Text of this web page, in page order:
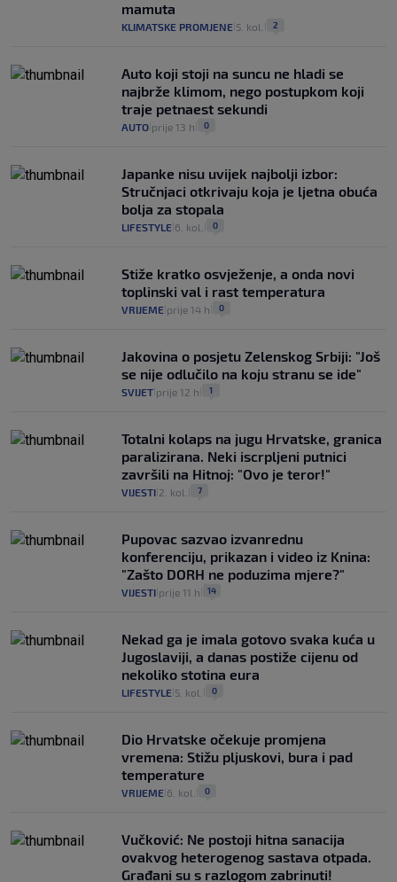
mamuta
KLIMATSKE PROMJENE 5. kol. 2
Auto koji stoji na suncu ne hladi se
najbrže klimom, nego postupkom koji
traje petnaest sekundi
AUTO prije 13 h 0
Japanke nisu uvijek najbolji izbor:
Stručnjaci otkrivaju koja je ljetna obuća
bolja za stopala
LIFESTYLE 6. kol. 0
Stiže kratko osvježenje, a onda novi
toplinski val i rast temperatura
VRIJEME prije 14 h 0
Jakovina o posjetu Zelenskog Srbiji: "Još
se nije odlučilo na koju stranu se ide"
SVIJET prije 12 h 1
Totalni kolaps na jugu Hrvatske, granica
paralizirana. Neki iscrpljeni putnici
završili na Hitnoj: "Ovo je teror!"
VIJESTI 2. kol. 7
Pupovac sazvao izvanrednu
konferenciju, prikazan i video iz Knina:
"Zašto DORH ne poduzima mjere?"
VIJESTI prije 11 h 14
Nekad ga je imala gotovo svaka kuća u
Jugoslaviji, a danas postiže cijenu od
nekoliko stotina eura
LIFESTYLE 5. kol. 0
Dio Hrvatske očekuje promjena
vremena: Stižu pljuskovi, bura i pad
temperature
VRIJEME 6. kol. 0
Vučković: Ne postoji hitna sanacija
ovakvog heterogenog sastava otpada.
Građani su s razlogom zabrinuti!